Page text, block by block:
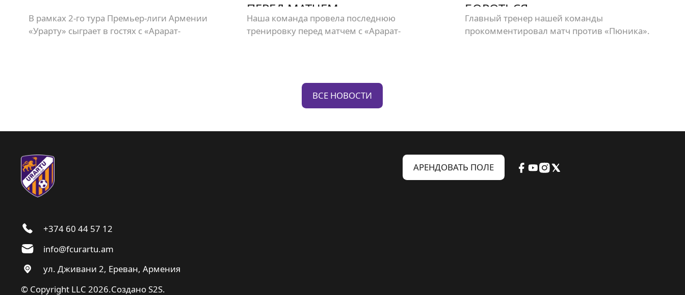
В рамках 2-го тура Премьер-лиги Армении
«Урарту» сыграет в гостях с «Арарат-
ПЕРЕД МАТЧЕМ
Наша команда провела последнюю
тренировку перед матчем с «Арарат-
БОРОТЬСЯ»
Главный тренер нашей команды
прокомментировал матч против «Пюника».
ВСЕ НОВОСТИ
+374 60 44 57 12
info@fcurartu.am
ул. Дживани 2, Ереван, Армения
© Copyright LLC 2026.СозданоS2S.
АРЕНДОВАТЬ ПОЛЕ